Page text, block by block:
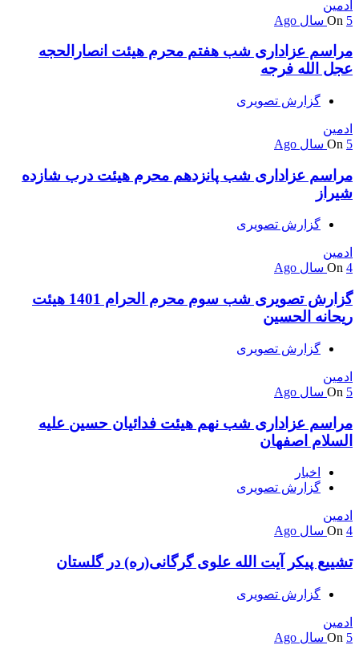
ادمین
On 5 سال Ago
مراسم عزاداری شب هفتم محرم هیئت انصارالحجه
عجل الله فرجه
گزارش تصویری
ادمین
On 5 سال Ago
مراسم عزاداری شب پانزدهم محرم هیئت درب شازده
شیراز
گزارش تصویری
ادمین
On 4 سال Ago
گزارش تصویری شب سوم محرم الحرام 1401 هیئت
ریحانه الحسین
گزارش تصویری
ادمین
On 5 سال Ago
مراسم عزاداری شب نهم هیئت فدائیان حسین علیه
السلام اصفهان
اخبار
گزارش تصویری
ادمین
On 4 سال Ago
تشییع پیکر ‌آیت الله علوی گرگانی(ره) در گلستان
گزارش تصویری
ادمین
On 5 سال Ago